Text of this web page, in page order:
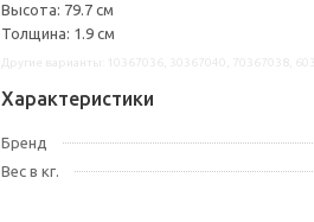
Высота: 79.7 см
Толщина: 1.9 см
Характеристики
Бренд
Вес в кг.